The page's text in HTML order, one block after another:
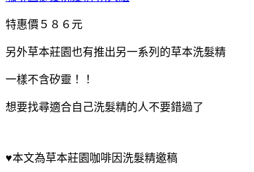
特惠價５８６元
另外草本莊園也有推出另一系列的草本洗髮精
一樣不含矽靈！！
想要找尋適合自己洗髮精的人不要錯過了
♥本文為草本莊園咖啡因洗髮精邀稿